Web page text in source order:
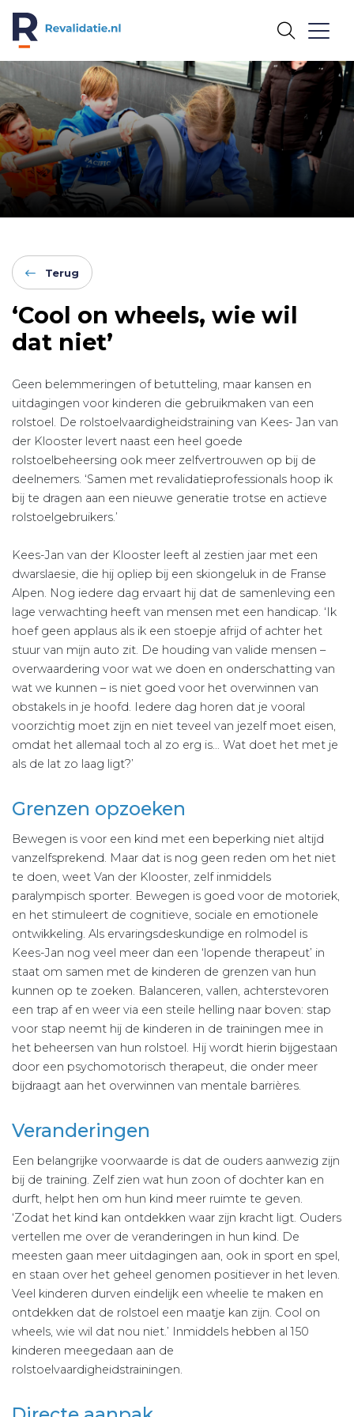
REVALIDATIE.NL
Terug
‘Cool on wheels, wie wil
dat niet’
Geen belemmeringen of betutteling, maar kansen en
uitdagingen voor kinderen die gebruikmaken van een
rolstoel. De rolstoelvaardigheidstraining van Kees- Jan van
der Klooster levert naast een heel goede
rolstoelbeheersing ook meer zelfvertrouwen op bij de
deelnemers. ‘Samen met revalidatieprofessionals hoop ik
bij te dragen aan een nieuwe generatie trotse en actieve
rolstoelgebruikers.’
Kees-Jan van der Klooster leeft al zestien jaar met een
dwarslaesie, die hij opliep bij een skiongeluk in de Franse
Alpen. Nog iedere dag ervaart hij dat de samenleving een
lage verwachting heeft van mensen met een handicap. ‘Ik
hoef geen applaus als ik een stoepje afrijd of achter het
stuur van mijn auto zit. De houding van valide mensen –
overwaardering voor wat we doen en onderschatting van
wat we kunnen – is niet goed voor het overwinnen van
obstakels in je hoofd. Iedere dag horen dat je vooral
voorzichtig moet zijn en niet teveel van jezelf moet eisen,
omdat het allemaal toch al zo erg is… Wat doet het met je
als de lat zo laag ligt?’
Grenzen opzoeken
Bewegen is voor een kind met een beperking niet altijd
vanzelfsprekend. Maar dat is nog geen reden om het niet
te doen, weet Van der Klooster, zelf inmiddels
paralympisch sporter. Bewegen is goed voor de motoriek,
en het stimuleert de cognitieve, sociale en emotionele
ontwikkeling. Als ervaringsdeskundige en rolmodel is
Kees-Jan nog veel meer dan een ‘lopende therapeut’ in
staat om samen met de kinderen de grenzen van hun
kunnen op te zoeken. Balanceren, vallen, achterstevoren
een trap af en weer via een steile helling naar boven: stap
voor stap neemt hij de kinderen in de trainingen mee in
het beheersen van hun rolstoel. Hij wordt hierin bijgestaan
door een psychomotorisch therapeut, die onder meer
bijdraagt aan het overwinnen van mentale barrières.
Veranderingen
Een belangrijke voorwaarde is dat de ouders aanwezig zijn
bij de training. Zelf zien wat hun zoon of dochter kan en
durft, helpt hen om hun kind meer ruimte te geven.
‘Zodat het kind kan ontdekken waar zijn kracht ligt. Ouders
vertellen me over de veranderingen in hun kind. De
meesten gaan meer uitdagingen aan, ook in sport en spel,
en staan over het geheel genomen positiever in het leven.
Veel kinderen durven eindelijk een wheelie te maken en
ontdekken dat de rolstoel een maatje kan zijn. Cool on
wheels, wie wil dat nou niet.’ Inmiddels hebben al 150
kinderen meegedaan aan de
rolstoelvaardigheidstrainingen.